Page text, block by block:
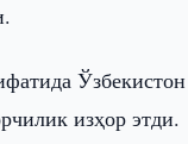
изҳор этди.